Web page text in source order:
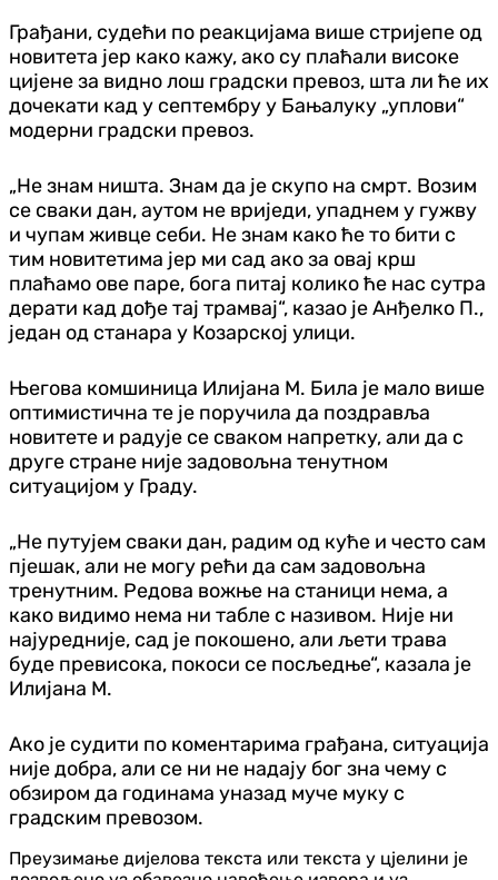
Грађани, судећи по реакцијама више стријепе од
новитета јер како кажу, ако су плаћали високе
цијене за видно лош градски превоз, шта ли ће их
дочекати кад у септембру у Бањалуку „уплови“
модерни градски превоз.
„Не знам ништа. Знам да је скупо на смрт. Возим
се сваки дан, аутом не вриједи, упаднем у гужву
и чупам живце себи. Не знам како ће то бити с
тим новитетима јер ми сад ако за овај крш
плаћамо ове паре, бога питај колико ће нас сутра
дерати кад дође тај трамвај“, казао је Анђелко П.,
један од станара у Козарској улици.
Његова комшиница Илијана М. Била је мало више
оптимистична те је поручила да поздравља
новитете и радује се сваком напретку, али да с
друге стране није задовољна тенутном
ситуацијом у Граду.
„Не путујем сваки дан, радим од куће и често сам
пјешак, али не могу рећи да сам задовољна
тренутним. Редова вожње на станици нема, а
како видимо нема ни табле с називом. Није ни
најуредније, сад је покошено, али љети трава
буде превисока, покоси се посљедње“, казала је
Илијана М.
Ако је судити по коментарима грађана, ситуација
није добра, али се ни не надају бог зна чему с
обзиром да годинама уназад муче муку с
градским превозом.
Преузимање дијелова текста или текста у цјелини је